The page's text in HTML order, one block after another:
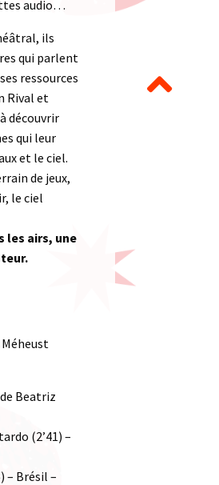
audio…
ils
qui parlent
ressources
Rival et
découvrir
qui leur
et le ciel.
de jeux,
le ciel
les airs, une
Beatriz
(2’41) –
– Brésil –